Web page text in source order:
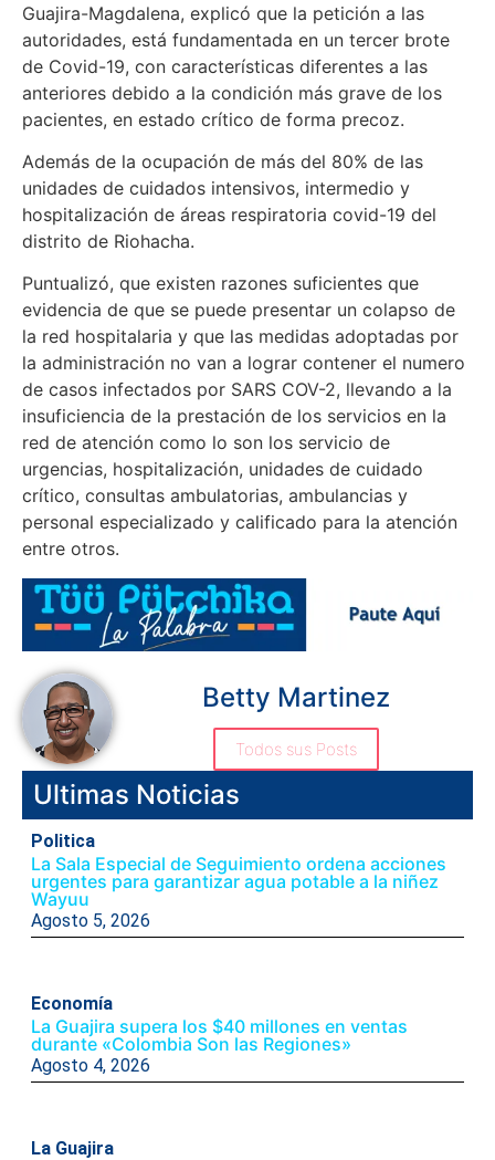
Guajira-Magdalena, explicó que la petición a las
autoridades, está fundamentada en un tercer brote
de Covid-19, con características diferentes a las
anteriores debido a la condición más grave de los
pacientes, en estado crítico de forma precoz.
Además de la ocupación de más del 80% de las
unidades de cuidados intensivos, intermedio y
hospitalización de áreas respiratoria covid-19 del
distrito de Riohacha.
Puntualizó, que existen razones suficientes que
evidencia de que se puede presentar un colapso de
la red hospitalaria y que las medidas adoptadas por
la administración no van a lograr contener el numero
de casos infectados por SARS COV-2, llevando a la
insuficiencia de la prestación de los servicios en la
red de atención como lo son los servicio de
urgencias, hospitalización, unidades de cuidado
crítico, consultas ambulatorias, ambulancias y
personal especializado y calificado para la atención
entre otros.
Betty Martinez
Todos sus Posts
Ultimas Noticias
Politica
La Sala Especial de Seguimiento ordena acciones
urgentes para garantizar agua potable a la niñez
Wayuu
Agosto 5, 2026
Economía
La Guajira supera los $40 millones en ventas
durante «Colombia Son las Regiones»
Agosto 4, 2026
La Guajira